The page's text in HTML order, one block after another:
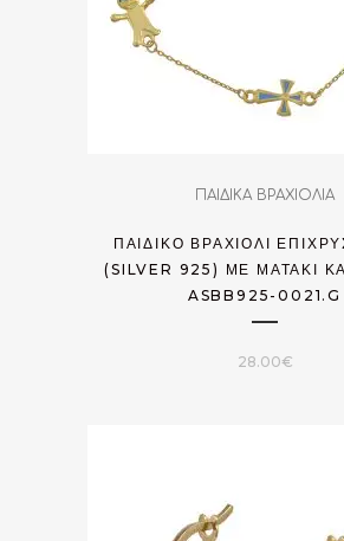
ΠΑΙΔΙΚΑ ΒΡΑΧΙΟΛΙΑ
ΠΑΙΔΙΚΌ ΒΡΑΧΙΌΛΙ
(SILVER 925) ΜΕ ΜΑΤΆΚΙ
ASBB925-0021.G
28.00€